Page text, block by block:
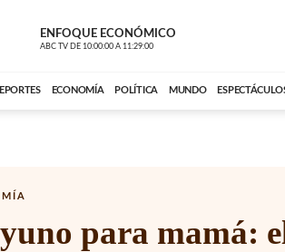
ENFOQUE ECONÓMICO
ABC TV DE 10:00:00 A 11:29:00
ECONOMÍA POLÍTICA MUNDO
para mamá: